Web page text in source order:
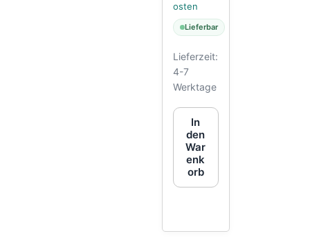
osten
Lieferbar
Lieferzeit:
4-7
Werktage
In
den
War
enk
orb